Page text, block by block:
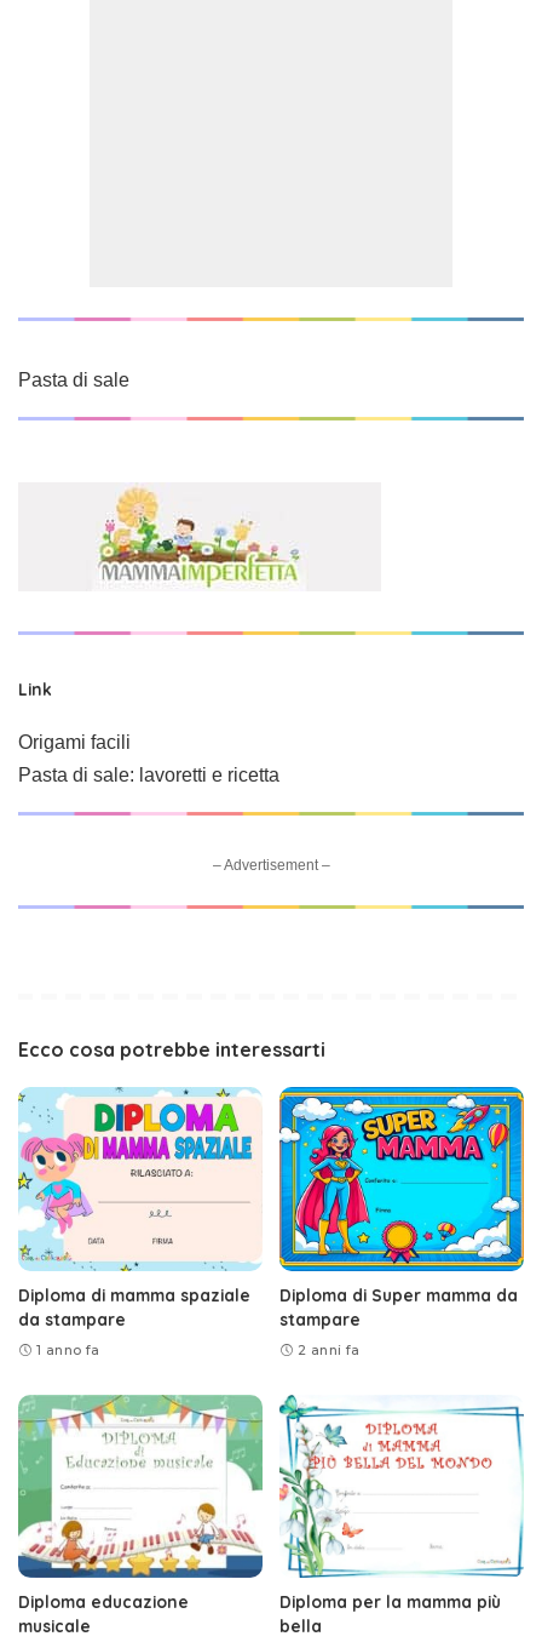
Pasta di sale
Link
Origami facili
Pasta di sale: lavoretti e ricetta
– Advertisement –
Ecco cosa potrebbe interessarti
Diploma di mamma spaziale
da stampare
1 anno fa
Diploma di Super mamma da
stampare
2 anni fa
Diploma educazione
musicale
Diploma per la mamma più
bella